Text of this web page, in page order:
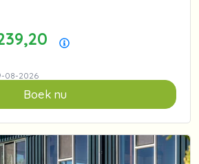
08-2026
Boek nu